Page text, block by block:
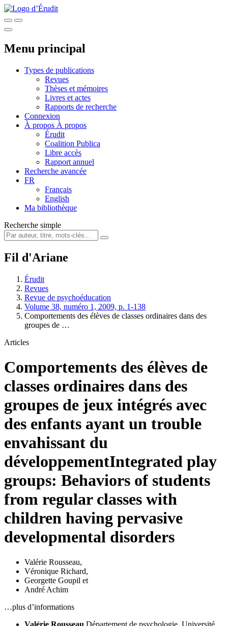
Menu principal
Types de publications
Revues
Thèses et mémoires
Livres et actes
Rapports de recherche
Connexion
À propos À propos
Érudit
Coalition Publica
Libre accès
Rapport annuel
Recherche avancée
FR
Français
English
Ma bibliothèque
Recherche simple
Fil d'Ariane
Érudit
Revues
Revue de psychoéducation
Volume 38, numéro 1, 2009, p. 1-138
Comportements des élèves de classes ordinaires dans des
groupes de …
Articles
Comportements des élèves de
classes ordinaires dans des
groupes de jeux intégrés avec
des enfants ayant un trouble
envahissant du
développementIntegrated play
groups: Behaviors of students
from regular classes with
children having pervasive
developmental disorders
Valérie Rousseau,
Véronique Richard,
Georgette Goupil et
André Achim
…plus d’informations
Valérie Rousseau Département de psychologie, Université